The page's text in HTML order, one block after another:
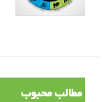
مطالب محبوب